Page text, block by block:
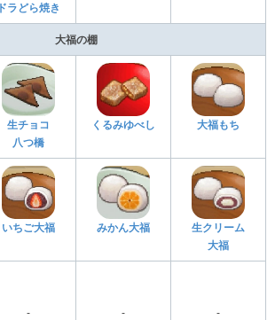
ドラどら焼き
大福の棚
生チョコ
八つ橋
くるみゆべし 大福もち
いちご大福 みかん大福
生クリーム
大福
- - -